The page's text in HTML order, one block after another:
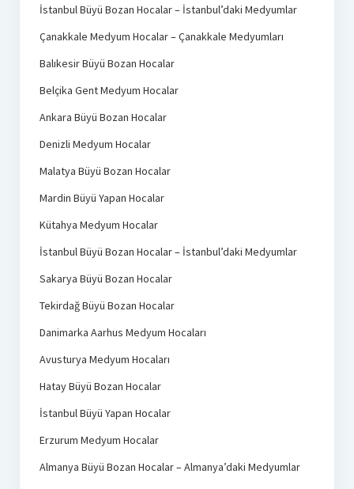
İstanbul Büyü Bozan Hocalar – İstanbul’daki Medyumlar
Çanakkale Medyum Hocalar – Çanakkale Medyumları
Balıkesir Büyü Bozan Hocalar
Belçika Gent Medyum Hocalar
Ankara Büyü Bozan Hocalar
Denizli Medyum Hocalar
Malatya Büyü Bozan Hocalar
Mardin Büyü Yapan Hocalar
Kütahya Medyum Hocalar
İstanbul Büyü Bozan Hocalar – İstanbul’daki Medyumlar
Sakarya Büyü Bozan Hocalar
Tekirdağ Büyü Bozan Hocalar
Danimarka Aarhus Medyum Hocaları
Avusturya Medyum Hocaları
Hatay Büyü Bozan Hocalar
İstanbul Büyü Yapan Hocalar
Erzurum Medyum Hocalar
Almanya Büyü Bozan Hocalar – Almanya’daki Medyumlar